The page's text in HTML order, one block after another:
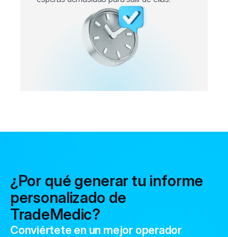
¿Por qué generar tu informe
personalizado de
TradeMedic?
Conviértete en un mejor operador